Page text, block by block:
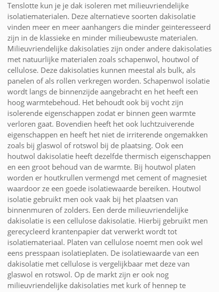
Tenslotte kun je je dak isoleren met milieuvriendelijke
isolatiematerialen. Deze alternatieve soorten dakisolatie
vinden meer en meer aanhangers die minder geïnteresseerd
zijn in de klassieke en minder milieubewuste materialen.
Milieuvriendelijke dakisolaties zijn onder andere dakisolaties
met natuurlijke materialen zoals schapenwol, houtwol of
cellulose. Deze dakisolaties kunnen meestal als bulk, als
panelen of als rollen verkregen worden. Schapenwol isolatie
wordt langs de binnenzijde aangebracht en het heeft een
hoog warmtebehoud. Het behoudt ook bij vocht zijn
isolerende eigenschappen zodat er binnen geen warmte
verloren gaat. Bovendien heeft het ook luchtzuiverende
eigenschappen en heeft het niet de irriterende ongemakken
zoals bij glaswol of rotswol bij de plaatsing. Ook een
houtwol dakisolatie heeft dezelfde thermisch eigenschappen
en een groot behoud van de warmte. Bij houtwol platen
worden er houtkrullen vermengd met cement of magnesiet
waardoor ze een goede isolatiewaarde bereiken. Houtwol
isolatie gebruikt men ook vaak bij het plaatsen van
binnenmuren of zolders. Een derde milieuvriendelijke
dakisolatie is een cellulose dakisolatie. Hierbij gebruikt men
gerecycleerd krantenpapier dat verwerkt wordt tot
isolatiemateriaal. Platen van cellulose noemt men ook wel
eens presspaan isolatieplaten. De isolatiewaarde van een
dakisolatie met cellulose is vergelijkbaar met deze van
glaswol en rotswol. Op de markt zijn er ook nog
milieuvriendelijke dakisolaties met kurk of hennep te